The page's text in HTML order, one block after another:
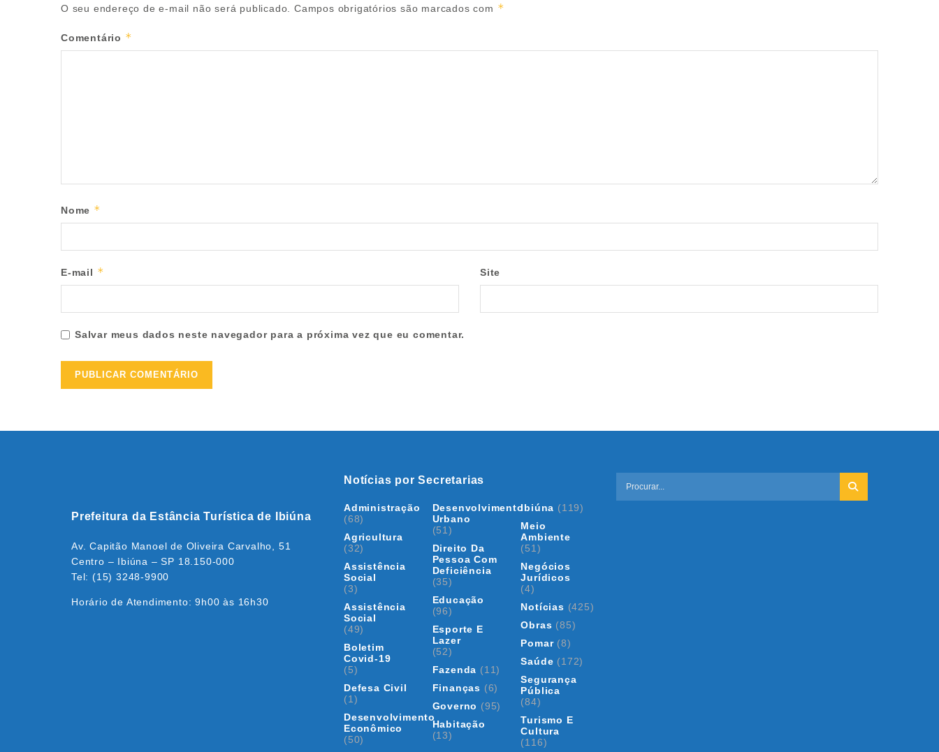
O seu endereço de e-mail não será publicado. Campos obrigatórios são marcados com *
Comentário *
Nome *
E-mail * Site
Salvar meus dados neste navegador para a próxima vez que eu comentar.
Prefeitura da Estância Turística de Ibiúna
Av. Capitão Manoel de Oliveira Carvalho, 51
Centro – Ibiúna – SP 18.150-000
Tel: (15) 3248-9900
Horário de Atendimento: 9h00 às 16h30
Notícias por Secretarias
Administração
(68)
Agricultura
(32)
Assistência
Social
(3)
Assistência
Social
(49)
Boletim
Covid-19
(5)
Defesa Civil
(1)
Desenvolvimento
Econômico
(50)
Desenvolvimento
Urbano
(51)
Direito Da
Pessoa Com
Deficiência
(35)
Educação
(96)
Esporte E
Lazer
(52)
Fazenda (11)
Finanças (6)
Governo (95)
Habitação
(13)
Ibiúna (119)
Meio
Ambiente
(51)
Negócios
Jurídicos
(4)
Notícias (425)
Obras (85)
Pomar(8)
Saúde (172)
Segurança
Pública
(84)
Turismo E
Cultura
(116)